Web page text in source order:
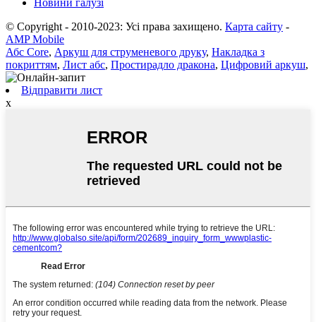
Новини галузі
© Copyright - 2010-2023: Усі права захищено. Карта сайту -
AMP Mobile
Абс Core, Аркуш для струменевого друку, Накладка з
покриттям, Лист абс, Простирадло дракона, Цифровий аркуш,
Відправити лист
x